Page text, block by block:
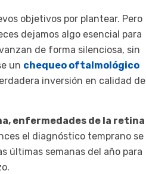
objetivos por plantear. Pero
dejamos algo esencial para
de forma silenciosa, sin
un chequeo oftalmológico
inversión en calidad de
enfermedades de la retina
el diagnóstico temprano se
últimas semanas del año para